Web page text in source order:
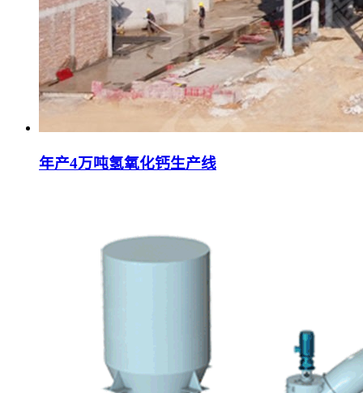
年产4万吨氢氧化钙生产线